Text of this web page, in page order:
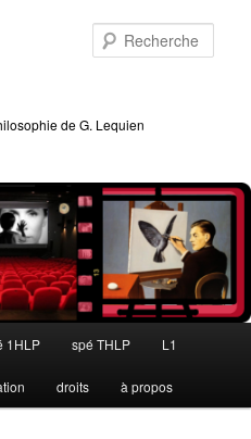
de G. Lequien
1HLP spé THLP L1
droits à propos